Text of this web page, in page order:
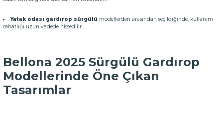
Yatak odası gardırop sürgülü modellerden arasından seçildiğinde, kullanım
rahatlığı uzun vadede hissedilir.
Bellona 2025 Sürgülü Gardırop
Modellerinde Öne Çıkan
Tasarımlar